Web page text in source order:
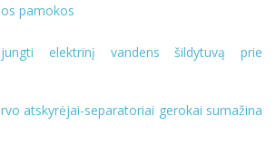
pamokos
elektrinį vandens šildytuvą prie
atskyrėjai-separatoriai gerokai sumažina